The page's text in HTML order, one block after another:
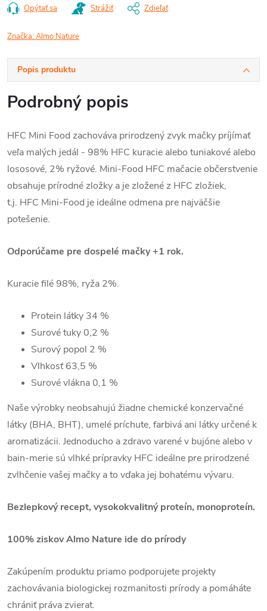
Opýtať sa Strážiť Zdieľať
Značka:Almo Nature
Popis produktu
Podrobný popis
HFC Mini Food zachováva prirodzený zvyk mačky príjímať
veľa malých jedál - 98% HFC kuracie alebo tuniakové alebo
lososové, 2% ryžové. Mini-Food HFC mačacie občerstvenie
obsahuje prírodné zložky a je zložené z HFC zložiek,
t.j. HFC Mini-Food je ideálne odmena pre najväčšie
potešenie.
Odporúčame pre dospelé mačky +1 rok.
Kuracie filé 98%, ryža 2%.
Protein látky 34 %
Surové tuky 0,2 %
Surový popol 2 %
Vlhkosť63,5 %
Surové vlákna 0,1 %
Naše výrobky neobsahujú žiadne chemické konzervačné
látky (BHA, BHT), umelé príchute, farbivá ani látky určené k
aromatizácii. Jednoducho a zdravo varené v bujóne alebo v
bain-merie sú vlhké prípravky HFC ideálne pre prirodzené
zvlhčenie vašej mačky a to vďaka jej bohatému vývaru.
Bezlepkový recept, vysokokvalitný proteín, monoproteín.
100% ziskov Almo Nature ide do prírody
Zakúpením produktu priamo podporujete projekty
zachovávania biologickej rozmanitosti prírody a pomáháte
chrániť práva zvierat.